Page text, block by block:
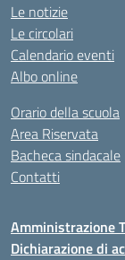
Le notizie
Le circolari
Calendario eventi
Albo online
Orario della scuola
Area Riservata
Bacheca sindacale
Contatti
Amministrazione
Dichiarazione di